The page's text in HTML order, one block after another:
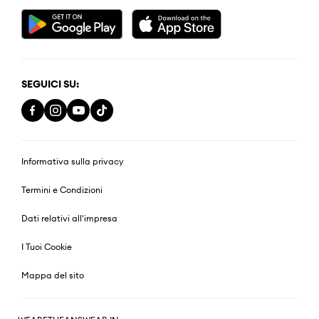
SEGUICI SU:
Informativa sulla privacy
Termini e Condizioni
Dati relativi all'impresa
I Tuoi Cookie
Mappa del sito